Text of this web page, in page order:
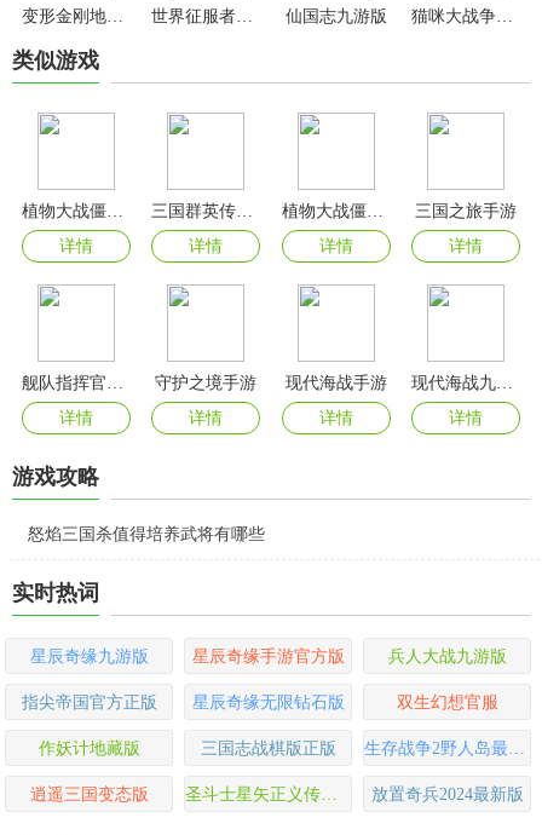
变形金刚地球之战无限水晶 仙国志九游版
类似游戏
植物大战僵尸威化版
详情
详情
植物大战僵尸嫁接版
详情
三国之旅手游
详情
详情
守护之境手游
详情
现代海战手游
详情
详情
游戏攻略
怒焰三国杀值得培养武将有哪些
实时热词
星辰奇缘九游版 星辰奇缘手游官方版 兵人大战九游版
指尖帝国官方正版 星辰奇缘无限钻石版 双生幻想官服
作妖计地藏版 三国志战棋版正版
逍遥三国变态版 放置奇兵2024最新版